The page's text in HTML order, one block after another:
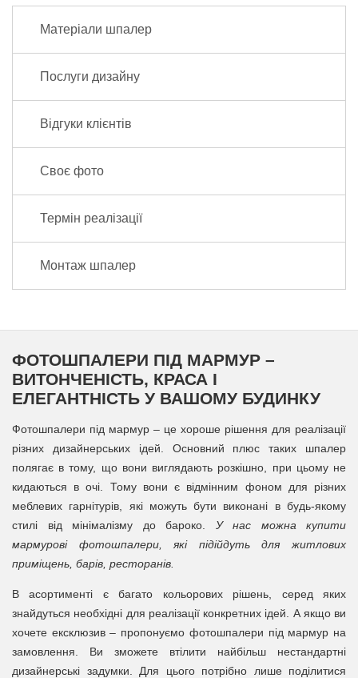
Матеріали шпалер
Послуги дизайну
Відгуки клієнтів
Своє фото
Термін реалізації
Монтаж шпалер
ФОТОШПАЛЕРИ ПІД МАРМУР –
ВИТОНЧЕНІСТЬ, КРАСА І
ЕЛЕГАНТНІСТЬ У ВАШОМУ БУДИНКУ
Фотошпалери під мармур – це хороше рішення для реалізації
різних дизайнерських ідей. Основний плюс таких шпалер
полягає в тому, що вони виглядають розкішно, при цьому не
кидаються в очі. Тому вони є відмінним фоном для різних
меблевих гарнітурів, які можуть бути виконані в будь-якому
стилі від мінімалізму до бароко.
У нас можна купити
мармурові фотошпалери, які підійдуть для житлових
приміщень, барів, ресторанів.
В асортименті є багато кольорових рішень, серед яких
знайдуться необхідні для реалізації конкретних ідей. А якщо ви
хочете ексклюзив – пропонуємо фотошпалери під мармур на
замовлення. Ви зможете втілити найбільш нестандартні
дизайнерські задумки. Для цього потрібно лише поділитися